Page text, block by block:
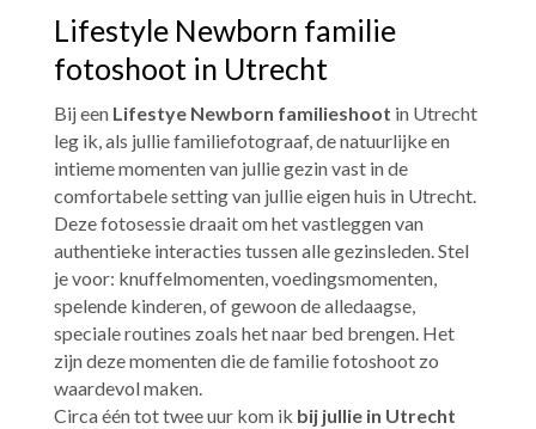
Lifestyle Newborn familie
fotoshoot in Utrecht
Bij een Lifestye Newborn familieshoot in Utrecht
leg ik, als jullie familiefotograaf, de natuurlijke en
intieme momenten van jullie gezin vast in de
comfortabele setting van jullie eigen huis in Utrecht.
Deze fotosessie draait om het vastleggen van
authentieke interacties tussen alle gezinsleden. Stel
je voor: knuffelmomenten, voedingsmomenten,
spelende kinderen, of gewoon de alledaagse,
speciale routines zoals het naar bed brengen. Het
zijn deze momenten die de familie fotoshoot zo
waardevol maken.
Circa één tot twee uur kom ik bij jullie in Utrecht